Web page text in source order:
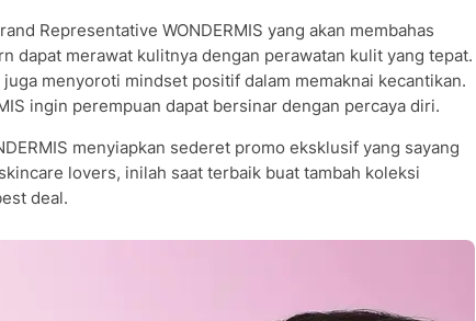
Representative WONDERMIS yang akan membahas
dapat merawat kulitnya dengan perawatan kulit yang tepat.
menyoroti mindset positif dalam memaknai kecantikan.
ingin perempuan dapat bersinar dengan percaya diri.
menyiapkan sederet promo eksklusif yang sayang
lovers, inilah saat terbaik buat tambah koleksi
deal.